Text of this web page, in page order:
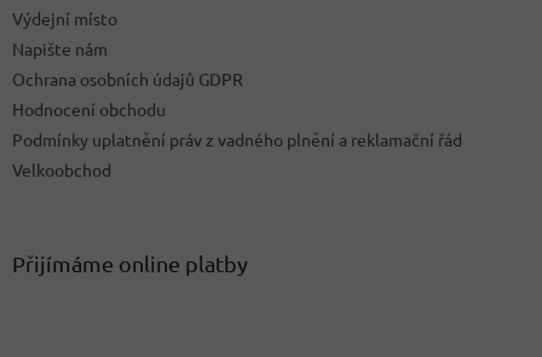
Výdejní místo
Napište nám
Ochrana osobních údajů GDPR
Hodnocení obchodu
Podmínky uplatnění práv z vadného plnění a reklamační řád
Velkoobchod
Přijímáme online platby